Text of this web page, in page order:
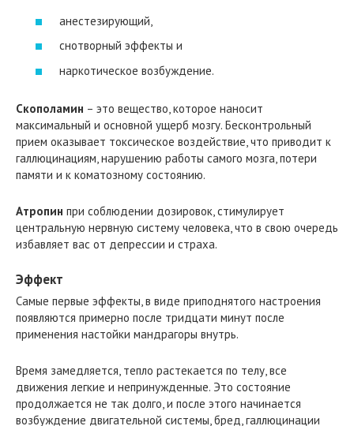
анестезирующий,
снотворный эффекты и
наркотическое возбуждение.
Скополамин – это вещество, которое наносит
максимальный и основной ущерб мозгу. Бесконтрольный
прием оказывает токсическое воздействие, что приводит к
галлюцинациям, нарушению работы самого мозга, потери
памяти и к коматозному состоянию.
Атропин при соблюдении дозировок, стимулирует
центральную нервную систему человека, что в свою очередь
избавляет вас от депрессии и страха.
Эффект
Самые первые эффекты, в виде приподнятого настроения
появляются примерно после тридцати минут после
применения настойки мандрагоры внутрь.
Время замедляется, тепло растекается по телу, все
движения легкие и непринужденные. Это состояние
продолжается не так долго, и после этого начинается
возбуждение двигательной системы, бред, галлюцинации